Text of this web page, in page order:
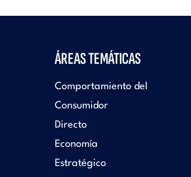
ÁREAS TEMÁTICAS
Comportamiento del
Consumidor
Directo
Economía
Estratégico